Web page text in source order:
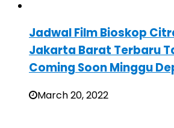
Jadwal Film Bioskop
Jakarta Barat Terbaru
Coming Soon Minggu
March 20, 2022